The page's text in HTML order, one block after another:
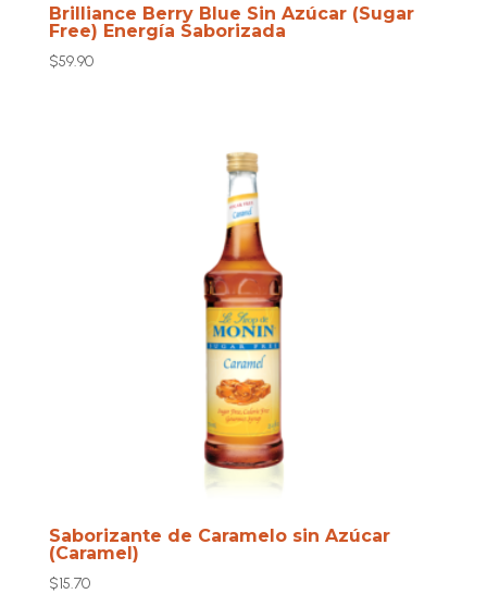
Brilliance Berry Blue Sin Azúcar (Sugar
Free) Energía Saborizada
$59.90
Saborizante de Caramelo sin Azúcar
(Caramel)
$15.70